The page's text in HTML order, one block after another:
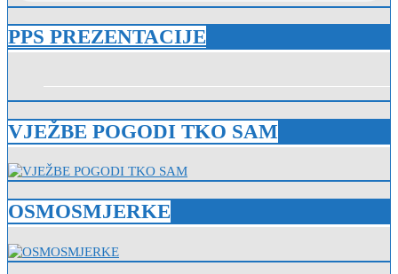
PPS PREZENTACIJE
VJEŽBE POGODI TKO SAM
OSMOSMJERKE